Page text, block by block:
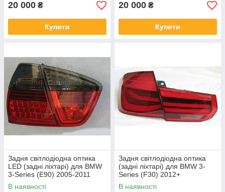
20 000 ₴
Купити
20 000 ₴
Купити
Задня світлодіодна оптика
LED (задні ліхтарі) для BMW
3-Series (E90) 2005-2011
В наявності
Задня світлодіодна оптика
(задні ліхтарі) для BMW 3-
Series (F30) 2012+
В наявності